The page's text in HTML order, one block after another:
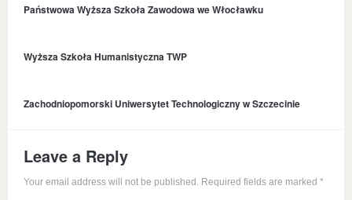
Państwowa Wyższa Szkoła Zawodowa we Włocławku
Wyższa Szkoła Humanistyczna TWP
Zachodniopomorski Uniwersytet Technologiczny w Szczecinie
Leave a Reply
Your email address will not be published. Required fields are marked *